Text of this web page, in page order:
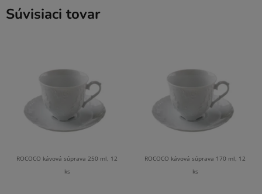
Súvisiaci tovar
ROCOCO kávová súprava 250 ml, 12
ks
ROCOCO kávová súprava 170 ml, 12
ks